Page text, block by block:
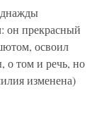
он прекрасный
освоил
о том и речь, но
изменена)